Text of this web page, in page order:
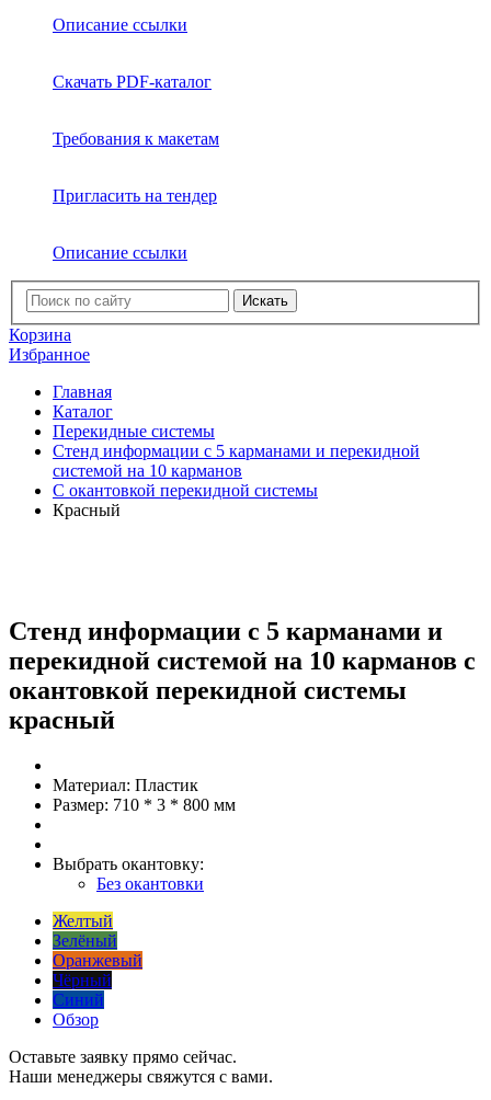
Описание ссылки
Скачать PDF-каталог
Требования к макетам
Пригласить на тендер
Описание ссылки
Искать
Корзина
Избранное
Главная
Каталог
Перекидные системы
Стенд информации с 5 карманами и перекидной
системой на 10 карманов
C окантовкой перекидной системы
Красный
Стенд информации с 5 карманами и
перекидной системой на 10 карманов с
окантовкой перекидной системы
красный
Материал: Пластик
Размер: 710 * 3 * 800 мм
Выбрать окантовку:
Без окантовки
Желтый
Зелёный
Оранжевый
Чёрный
Синий
Обзор
Оставьте заявку прямо сейчас.
Наши менеджеры свяжутся с вами.